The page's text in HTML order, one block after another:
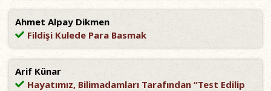
Ahmet Alpay Dikmen
Fildişi Kulede Para Basmak
Arif Künar
Hayatımız, Bilimadamları Tarafından “Test Edilip